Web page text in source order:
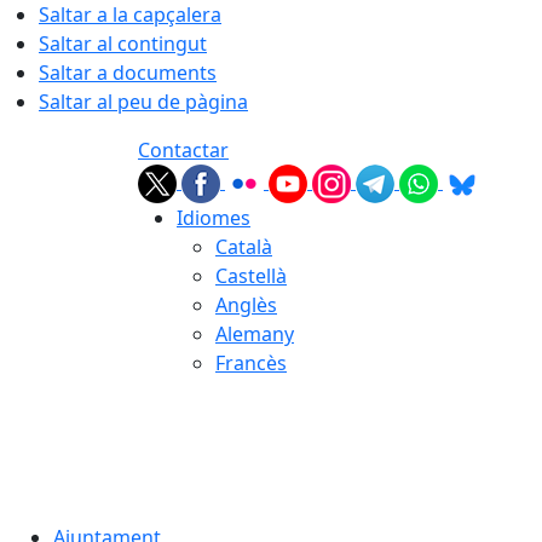
Saltar a la capçalera
Saltar al contingut
Saltar a documents
Saltar al peu de pàgina
Contactar
Idiomes
Català
Castellà
Anglès
Alemany
Francès